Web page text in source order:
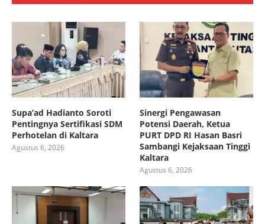
Supa’ad Hadianto Soroti
Pentingnya Sertifikasi SDM
Perhotelan di Kaltara
Agustus 6, 2026
Sinergi Pengawasan
Potensi Daerah, Ketua
PURT DPD RI Hasan Basri
Sambangi Kejaksaan Tinggi
Kaltara
Agustus 6, 2026